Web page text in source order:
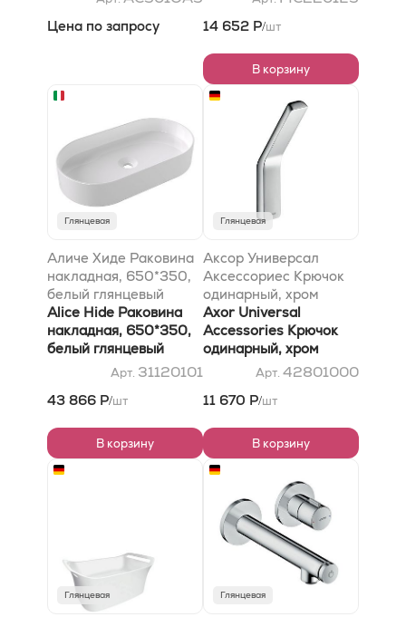
Цена по запросу 14 652 Р/шт
В корзину
Глянцевая
Аличе Хиде Раковина
накладная, 650*350,
белый глянцевый
Alice Hide Раковина
накладная, 650*350,
белый глянцевый
Арт. 31120101
43 866 Р/шт
В корзину
Глянцевая
Аксор Универсал
Аксессориес Крючок
одинарный, хром
Axor Universal
Accessories Крючок
одинарный, хром
Арт. 42801000
11 670 Р/шт
В корзину
Глянцевая Глянцевая